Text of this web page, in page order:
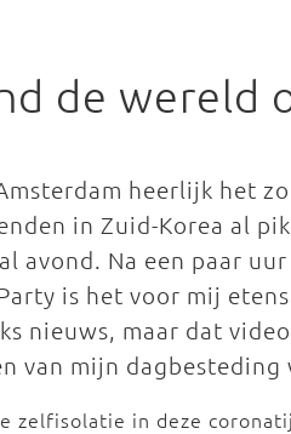
de wereld
heerlijk het
in Zuid-Korea al
avond. Na een paar
is het voor mij
nieuws, maar dat
van mijn dagbesteding
zelfisolatie in deze